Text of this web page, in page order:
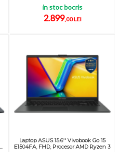
in stoc bocris
2.899,00 LEI
Laptop ASUS 15.6'' Vivobook Go 15
E1504FA, FHD, Procesor AMD Ryzen 3